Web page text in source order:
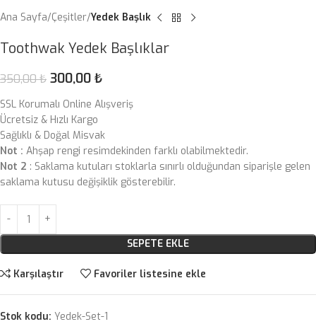
Ana Sayfa Çeşitler Yedek Başlık
Toothwak Yedek Başlıklar
350,00₺ 300,00 ₺
SSL Korumalı Online Alışveriş
Ücretsiz & Hızlı Kargo
Sağlıklı & Doğal Misvak
Not : Ahşap rengi resimdekinden farklı olabilmektedir.
Not 2 : Saklama kutuları stoklarla sınırlı olduğundan siparişle gelen
saklama kutusu değişiklik gösterebilir.
SEPETE EKLE
Karşılaştır Favoriler listesine ekle
Stok kodu: Yedek-Set-1